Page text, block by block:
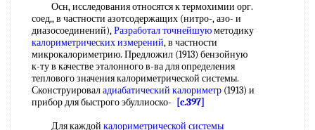
Осн, исследования относятся к термохимии орг.
соед,, в частности азотсодержащих (нитро-, азо- и
диазосоединений),Разработал точнейшуюметодику
калориметрических измерений, в частности
микрокалориметрию. Предложил (1913) бензойную
к-ту в качестве эталонного в-ва для определения
теплового значения калориметрической системы.
Сконструироваладиабатический калориметр (1913) и
прибор для быстрого эбуллиоско-
[c.397]
Для каждой калориметрической системы